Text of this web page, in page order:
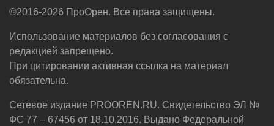
©2016-2026 ПроОрен. Все права защищены.
Использование материалов без согласования с
редакцией запрещено.
При цитировании активная ссылка на материал
обязательна.
Сетевое издание PROOREN.RU. Свидетельство ЭЛ №
ФС 77 – 67456 от 18.10.2016. Выдано Федеральной